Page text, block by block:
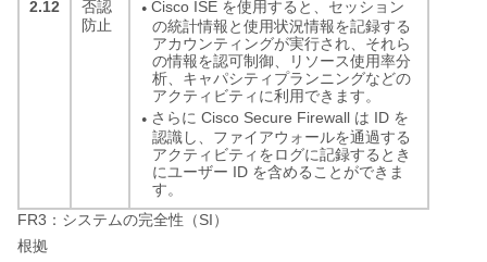
2.12
否認
防止
● Cisco ISE を使用すると、セッション
の統計情報と使用状況情報を記録する
アカウンティングが実行され、それら
の情報を認可制御、リソース使用率分
析、キャパシティプランニングなどの
アクティビティに利用できます。
● さらに Cisco Secure Firewall は ID を
認識し、ファイアウォールを通過する
アクティビティをログに記録するとき
にユーザー ID を含めることができま
す。
FR3 ：システムの完全性（ SI ）
根拠